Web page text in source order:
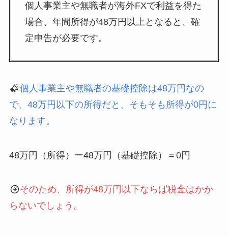
個人事業主や無職者が海外FXで利益を得た
場合、年間所得が48万円以上となると、確
定申告が必要です。
個人事業主や無職者の基礎控除は48万円なの
で、48万円以下の所得だと、そもそも所得が0円に
なります。
48万円（所得）ー48万円（基礎控除）＝0円
そのため、所得が48万円以下ならば税金はかか
らないでしょう。